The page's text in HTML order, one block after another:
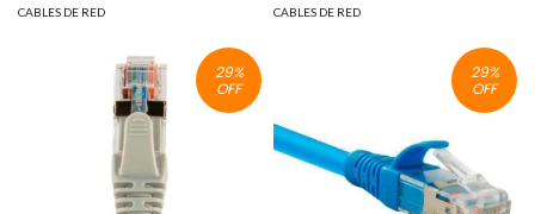
AB361NXT39
CABLES DE RED
AB362NXT07
CABLES DE RED
29%
OFF
29%
OFF